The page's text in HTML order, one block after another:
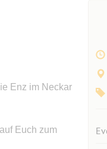
Enz im Neckar
Euch zum